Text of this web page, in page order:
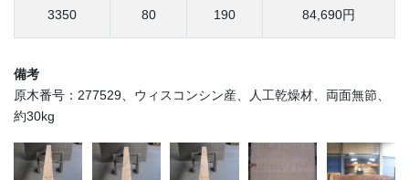
3350 80 190 84,690円
備考
原木番号：277529、ウィスコンシン産、人工乾燥材、両面無節、
約30kg